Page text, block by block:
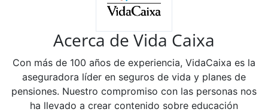
Acerca de Vida Caixa
Con más de 100 años de experiencia, VidaCaixa es la
aseguradora líder en seguros de vida y planes de
pensiones. Nuestro compromiso con las personas nos
ha llevado a crear contenido sobre educación